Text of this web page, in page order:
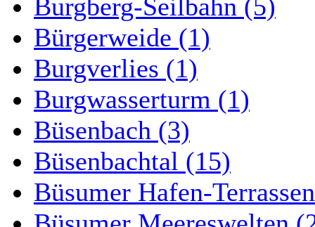
Burgberg-Seilbahn (5)
Bürgerweide (1)
Burgverlies (1)
Burgwasserturm (1)
Büsenbach (3)
Büsenbachtal (15)
Büsumer Hafen-